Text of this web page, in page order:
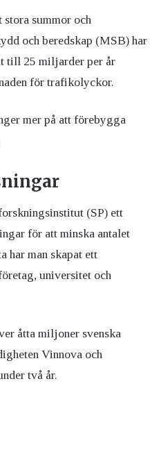
summor och
och beredskap (MSB) har
till 25 miljarder per år
för trafikolyckor.
mer på att förebygga
(SP) ett
för att minska antalet
har man skapat ett
universitet och
åtta miljoner svenska
Vinnova och
två år.